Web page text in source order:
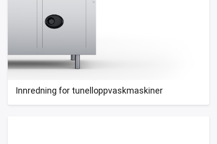
Innredning for tunelloppvaskmaskiner